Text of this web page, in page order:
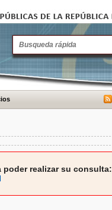
realizar su consulta: